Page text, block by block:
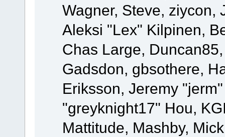
Wagner, Steve, ziycon,
Aleksi "Lex" Kilpinen,
Chas Large,
Gadsdon, gbsothere,
Eriksson, Jeremy
"greyknight17" Hou,
Mattitude, Mashby,